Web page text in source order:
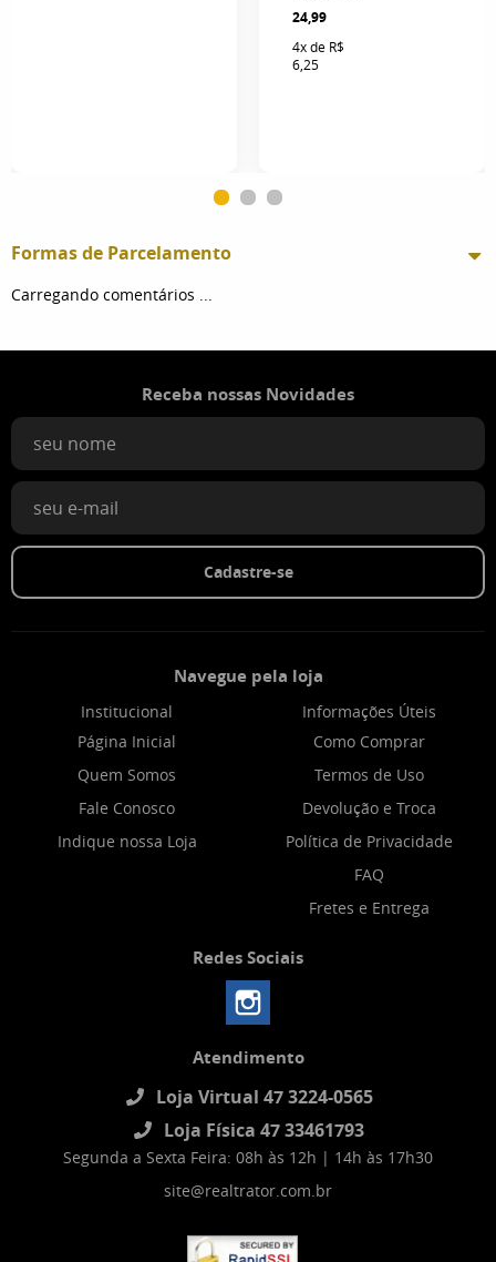
24,99
4xde R$
6,25
Formas de Parcelamento
Carregando comentários ...
Receba nossas Novidades
Cadastre-se
Navegue pela loja
Institucional
Página Inicial
Quem Somos
Fale Conosco
Indique nossa Loja
Informações Úteis
Como Comprar
Termos de Uso
Devolução e Troca
Política de Privacidade
FAQ
Fretes e Entrega
Redes Sociais
Atendimento
Loja Virtual 47 3224-0565
Loja Física 47 33461793
Segunda a Sexta Feira: 08h às 12h | 14h às 17h30
site@realtrator.com.br